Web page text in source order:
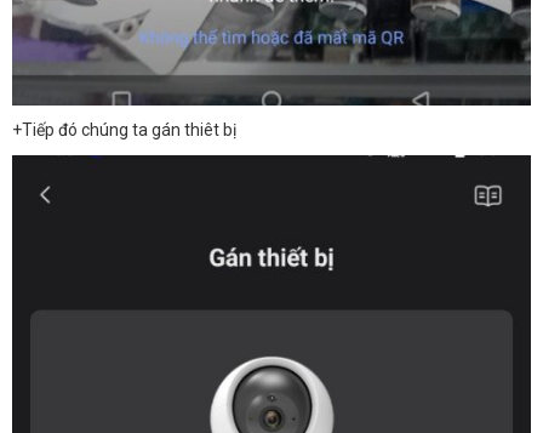
+Tiếp đó chúng ta gán thiêt bị